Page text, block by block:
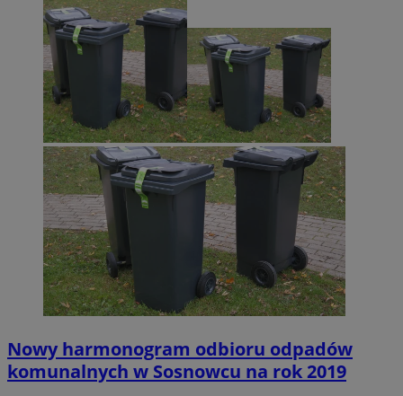
Nowy harmonogram odbioru odpadów
komunalnych w Sosnowcu na rok 2019